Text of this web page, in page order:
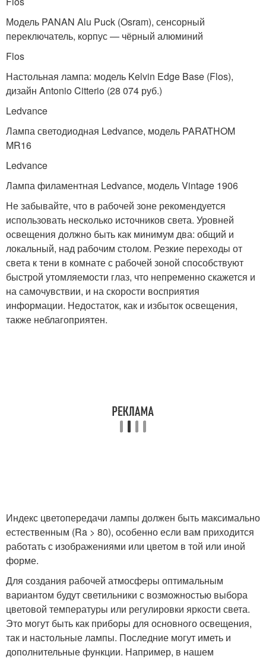
Модель PANAN Alu Puck (Osram), сенсорный
переключатель, корпус — чёрный алюминий
Flos
Настольная лампа: модель Kelvin Edge Base (Flos),
дизайн Antonio Citterio (28 074 руб.)
Ledvance
Лампа светодиодная Ledvance, модель PARATHOM
MR16
Ledvance
Лампа филаментная Ledvance, модель Vintage 1906
Не забывайте, что в рабочей зоне рекомендуется
использовать несколько источников света. Уровней
освещения должно быть как минимум два: общий и
локальный, над рабочим столом. Резкие переходы от
света к тени в комнате с рабочей зоной способствуют
быстрой утомляемости глаз, что непременно скажется и
на самочувствии, и на скорости восприятия
информации. Недостаток, как и избыток освещения,
также неблагоприятен.
Индекс цветопередачи лампы должен быть максимально
естественным (Ra > 80), особенно если вам приходится
работать с изображениями или цветом в той или иной
форме.
Для создания рабочей атмосферы оптимальным
вариантом будут светильники с возможностью выбора
цветовой температуры или регулировки яркости света.
Это могут быть как приборы для основного освещения,
так и настольные лампы. Последние могут иметь и
дополнительные функции. Например, в нашем